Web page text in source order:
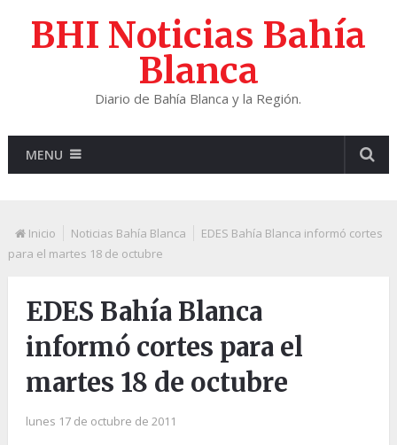
BHI Noticias Bahía
Blanca
Diario de Bahía Blanca y la Región.
MENU
Inicio Noticias Bahía Blanca
EDES Bahía Blanca informó cortes
para el martes 18 de octubre
EDES Bahía Blanca
informó cortes para el
martes 18 de octubre
lunes 17 de octubre de 2011